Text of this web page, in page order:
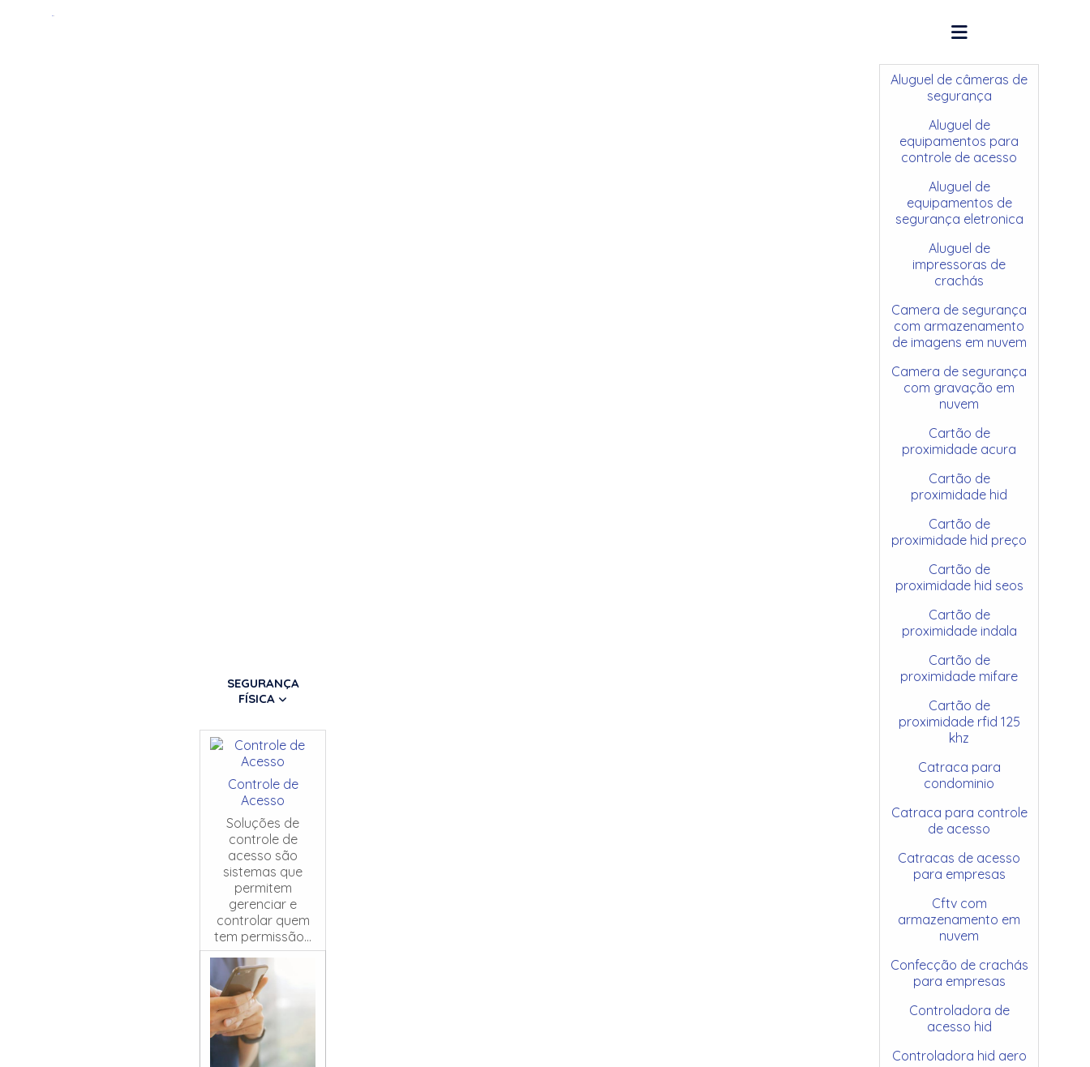
SEGURANÇA
FÍSICA
Controle de
Acesso
Soluções de
controle de
acesso são
sistemas que
permitem
gerenciar e
controlar quem
tem permissão...
Aluguel de câmeras de
segurança
Aluguel de
equipamentos para
controle de acesso
Aluguel de
equipamentos de
segurança eletronica
Aluguel de
impressoras de
crachás
Camera de segurança
com armazenamento
de imagens em nuvem
Camera de segurança
com gravação em
nuvem
Cartão de
proximidade acura
Cartão de
proximidade hid
Cartão de
proximidade hid preço
Cartão de
proximidade hid seos
Cartão de
proximidade indala
Cartão de
proximidade mifare
Cartão de
proximidade rfid 125
khz
Catraca para
condominio
Catraca para controle
de acesso
Catracas de acesso
para empresas
Cftv com
armazenamento em
nuvem
Confecção de crachás
para empresas
Controladora de
acesso hid
Controladora hid aero